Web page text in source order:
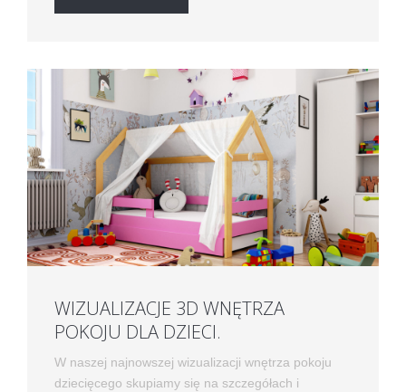
WIZUALIZACJE 3D WNĘTRZA
POKOJU DLA DZIECI.
W naszej najnowszej wizualizacji wnętrza pokoju
dziecięcego skupiamy się na szczegółach i